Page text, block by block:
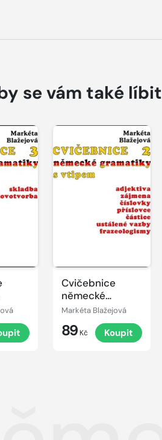
se vám také líbit
Cvičebnice
německé
gramatiky s
vtipem II
Markéta Blažejová
89 Kč Koupit